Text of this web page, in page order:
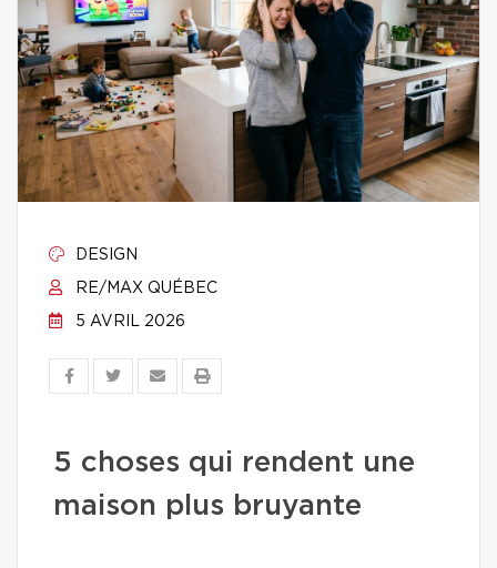
DESIGN
RE/MAX QUÉBEC
5 AVRIL 2026
5 choses qui rendent une
maison plus bruyante